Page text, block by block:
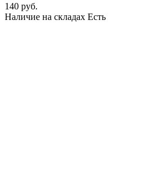
140 руб.
Наличие на складах Есть